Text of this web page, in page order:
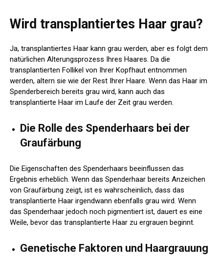
Wird transplantiertes Haar grau?
Ja, transplantiertes Haar kann grau werden, aber es folgt dem
natürlichen Alterungsprozess Ihres Haares. Da die
transplantierten Follikel von Ihrer Kopfhaut entnommen
werden, altern sie wie der Rest Ihrer Haare. Wenn das Haar im
Spenderbereich bereits grau wird, kann auch das
transplantierte Haar im Laufe der Zeit grau werden.
Die Rolle des Spenderhaars bei der
Graufärbung
Die Eigenschaften des Spenderhaars beeinflussen das
Ergebnis erheblich. Wenn das Spenderhaar bereits Anzeichen
von Graufärbung zeigt, ist es wahrscheinlich, dass das
transplantierte Haar irgendwann ebenfalls grau wird. Wenn
das Spenderhaar jedoch noch pigmentiert ist, dauert es eine
Weile, bevor das transplantierte Haar zu ergrauen beginnt.
Genetische Faktoren und Haargrauung